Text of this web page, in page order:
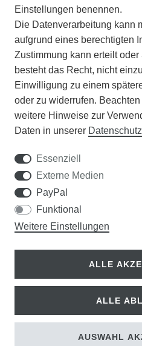
BATTERIEENTSORGUNG
VERANSTALTUNGEN
APOTHEKERSCHRANK
WISSENSWERTES
DER WEG ZUM
Samen Rohde GmbH
© Copyright 2026 | Alle
Einstellungen benennen.
Die Datenverarbeitung kann
aufgrund eines berechtigten
Zustimmung kann erteilt
besteht das Recht, nicht
Einwilligung zu einem
oder zu widerrufen.
weitere Hinweise zur
Daten in unserer
Essenziell
Externe Medien
PayPal
Funktional
Weitere Einstellungen
ALLE
ALLE
AUSWAHL